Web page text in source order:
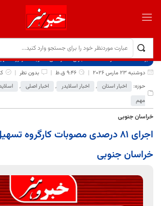
برگ نخست نوشته‌ها
اجرای ۸۱ درصدی مصوبات کارگروه تسهیل تولید در خراسان جنوبی
دوشنبه 23 مارس 2026
9:46 ق.ظ بدون نظر
حوزه:
اخبار استان , اخبار اسلایدر , اخبار اصلی ,
مهم
خراسان جنوبی
اجرای ۸۱ درصدی مصوبات کارگروه
خراسان جنوبی